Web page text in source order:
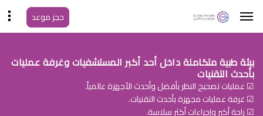
حجز موعد
بيئة طبية متكاملة داخل أحد أكبر المستشفيات وغرفة عمليات
بأحدث التقنيات
☑ عمليات تصحيح النظر بأفضل وأحدث الأجهزة عالمياً.
☑ غرفة عمليات مجهزة بأحدث التقنيات.
☑ راحة أكبر وإجراءات أكثر سلاسة.